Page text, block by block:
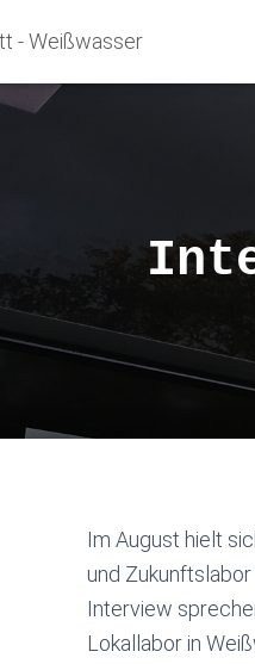
- Weißwasser
Im August hielt
und
Interview
Lokallabor in